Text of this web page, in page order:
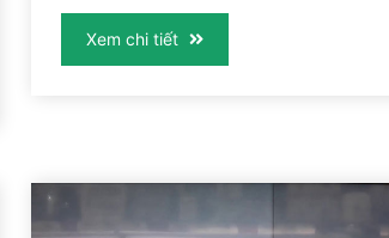
Xem chi tiết